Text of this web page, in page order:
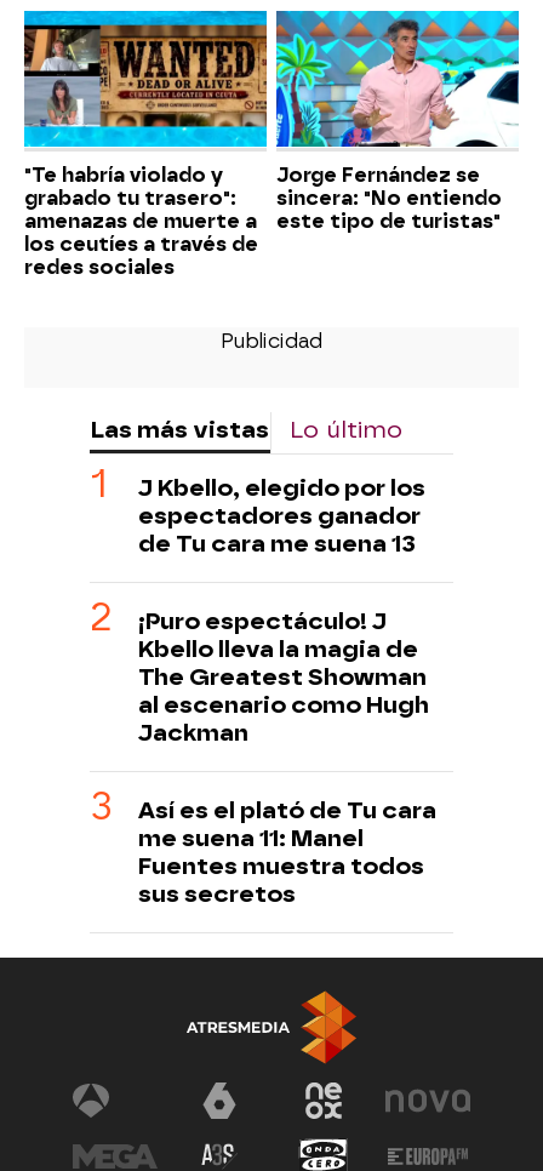
"Te habría violado y
grabado tu trasero":
amenazas de muerte a
los ceutíes a través de
redes sociales
Jorge Fernández se
sincera: "No entiendo
este tipo de turistas"
Las más vistas Lo último
J Kbello, elegido por los
espectadores ganador
de Tu cara me suena 13
¡Puro espectáculo! J
Kbello lleva la magia de
The Greatest Showman
al escenario como Hugh
Jackman
Así es el plató de Tu cara
me suena 11: Manel
Fuentes muestra todos
sus secretos